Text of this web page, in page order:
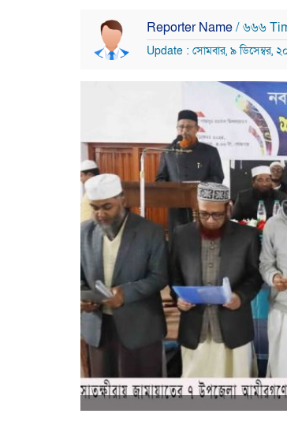
Reporter Name/ ৬৬৬
Update : সোমবার, ৯ ডিসেম্বর,